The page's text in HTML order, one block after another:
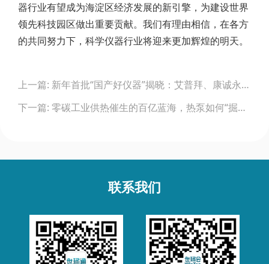
器行业有望成为海淀区经济发展的新引擎，为建设世界
领先科技园区做出重要贡献。我们有理由相信，在各方
的共同努力下，科学仪器行业将迎来更加辉煌的明天。
navigation
上一篇: 新年首批“国产好仪器”揭晓：艾普拜、康诚永生、谱光慧联、钢研纳克、原位科技、新芝、元析、喆图、荧飒、入选
下一篇: 零碳工业供热催生的百亿蓝海，热泵如何“掘金”？
联系我们